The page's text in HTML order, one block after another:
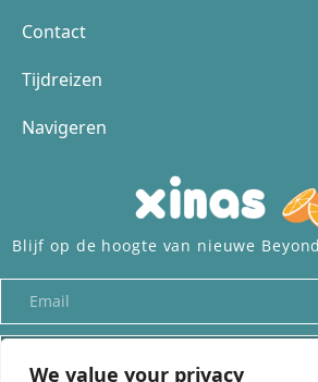
We value your privacy
Contact
Tijdreizen
Navigeren
Blijf op de hoogte van nieuwe